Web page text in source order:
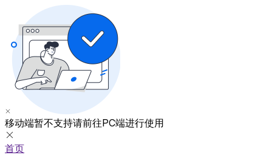
移动端暂不支持请前往PC端进行使用
首页